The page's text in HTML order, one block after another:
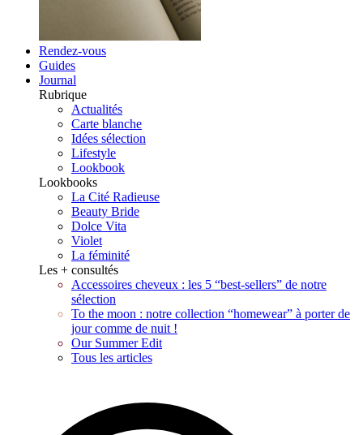
Rendez-vous
Guides
Journal
Rubrique
Actualités
Carte blanche
Idées sélection
Lifestyle
Lookbook
Lookbooks
La Cité Radieuse
Beauty Bride
Dolce Vita
Violet
La féminité
Les + consultés
Accessoires cheveux : les 5 “best-sellers” de notre
sélection
To the moon : notre collection “homewear” à porter de
jour comme de nuit !
Our Summer Edit
Tous les articles